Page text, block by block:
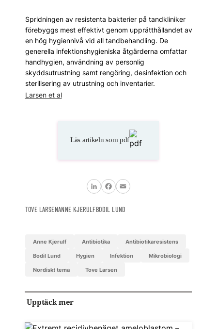
Spridningen av resistenta bakterier på tandkliniker
förebyggs mest effektivt genom upprätthållandet av
en hög hygiennivå vid all tandbehandling. De
generella infektionshygieniska åtgärderna omfattar
handhygien, användning av personlig
skyddsutrustning samt rengöring, desinfektion och
sterilisering av utrustning och inventarier.
Larsen et al
Läs artikeln som pdf
LinkedInFacebook
Email
TOVE LARSENANNE KJERULFBODIL LUND
Anne Kjerulf antibiotika antibiotikaresistens
Bodil Lund hygien infektion mikrobiologi
nordiskt tema Tove Larsen
Upptäck mer